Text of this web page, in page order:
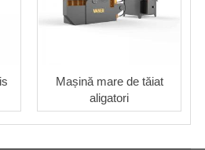
Mașină mare de tăiat
aligatori